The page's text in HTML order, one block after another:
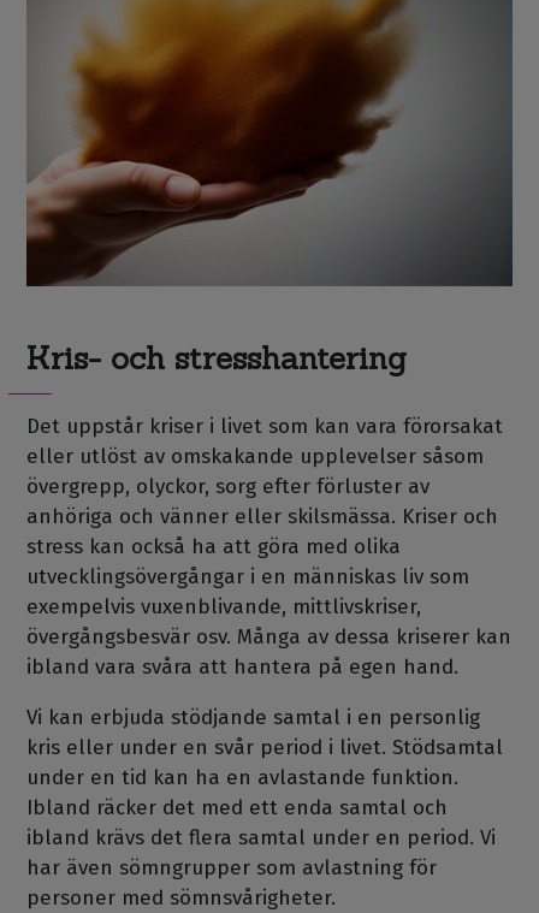
Kris- och stresshantering
Det uppstår kriser i livet som kan vara förorsakat
eller utlöst av omskakande upplevelser såsom
övergrepp, olyckor, sorg efter förluster av
anhöriga och vänner eller skilsmässa. Kriser och
stress kan också ha att göra med olika
utvecklingsövergångar i en människas liv som
exempelvis vuxenblivande, mittlivskriser,
övergångsbesvär osv. Många av dessa kriserer kan
ibland vara svåra att hantera på egen hand.
Vi kan erbjuda stödjande samtal i en personlig
kris eller under en svår period i livet. Stödsamtal
under en tid kan ha en avlastande funktion.
Ibland räcker det med ett enda samtal och
ibland krävs det flera samtal under en period. Vi
har även sömngrupper som avlastning för
personer med sömnsvårigheter.